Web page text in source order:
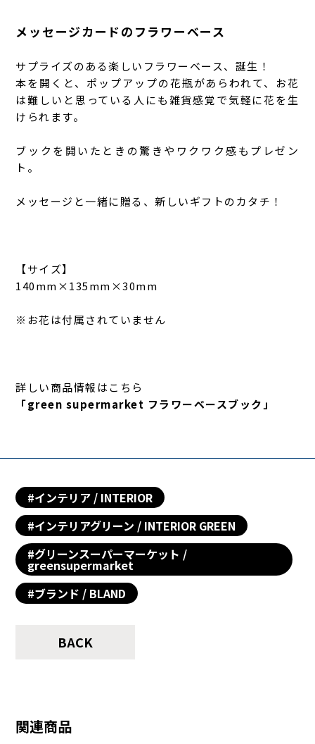
メッセージカードのフラワーベース
サプライズのある楽しいフラワーベース、誕生！
本を開くと、ポップアップの花瓶があらわれて、お花
は難しいと思っている人にも雑貨感覚で気軽に花を生
けられます。
ブックを開いたときの驚きやワクワク感もプレゼン
ト。
メッセージと一緒に贈る、新しいギフトのカタチ！
【サイズ】
140mm×135mm×30mm
※お花は付属されていません
詳しい商品情報はこちら
「green supermarket フラワーベースブック」
#インテリア / INTERIOR
#インテリアグリーン / INTERIOR GREEN
#グリーンスーパーマーケット /
greensupermarket
#ブランド / BLAND
BACK
関連商品